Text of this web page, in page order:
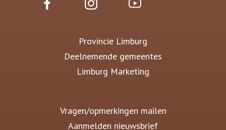
Provincie Limburg
Deelnemende gemeentes
Limburg Marketing
Vragen/opmerkingen mailen
Aanmelden nieuwsbrief